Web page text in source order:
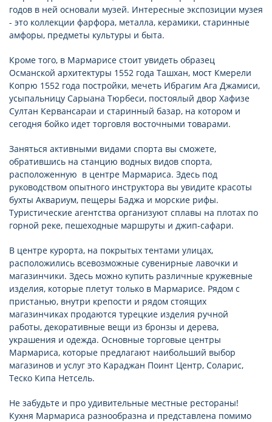
годов в ней основали музей. Интересные экспозиции музея
- это коллекции фарфора, металла, керамики, старинные
амфоры, предметы культуры и быта.
Кроме того, в Мармарисе стоит увидеть образец
Османской архитектуры 1552 года Ташхан, мост Кмерели
Копрю 1552 года постройки, мечеть Ибрагим Ага Джамиси,
усыпальницу Сарыана Тюрбеси, постоялый двор Хафизе
Султан Кервансараи и старинный базар, на котором и
сегодня бойко идет торговля восточными товарами.
Заняться активными видами спорта вы сможете,
обратившись на станцию водных видов спорта,
расположенную в центре Мармариса. Здесь под
руководством опытного инструктора вы увидите красоты
бухты Аквариум, пещеры Баджа и морские рифы.
Туристические агентства организуют сплавы на плотах по
горной реке, пешеходные маршруты и джип-сафари.
В центре курорта, на покрытых тентами улицах,
расположились всевозможные сувенирные лавочки и
магазинчики. Здесь можно купить различные кружевные
изделия, которые плетут только в Мармарисе. Рядом с
пристанью, внутри крепости и рядом стоящих
магазинчиках продаются турецкие изделия ручной
работы, декоративные вещи из бронзы и дерева,
украшения и одежда. Основные торговые центры
Мармариса, которые предлагают наибольший выбор
магазинов и услуг это Караджан Поинт Центр, Соларис,
Теско Кипа Нетсель.
Не забудьте и про удивительные местные рестораны!
Кухня Мармариса разнообразна и представлена помимо